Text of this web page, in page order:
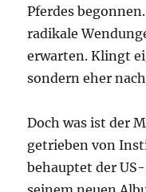
Pferdes
radikale
erwarten. Klingt
sondern eher
Doch was ist der
getrieben von
behauptet der